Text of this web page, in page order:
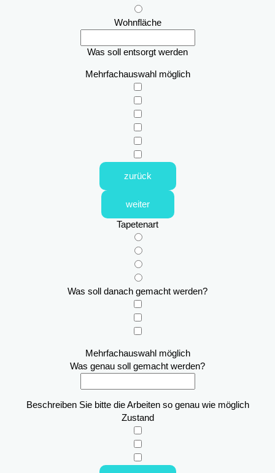
Wohnfläche
Was soll entsorgt werden
Mehrfachauswahl möglich
zurück
weiter
Tapetenart
Was soll danach gemacht werden?
Mehrfachauswahl möglich
Was genau soll gemacht werden?
Beschreiben Sie bitte die Arbeiten so genau wie möglich
Zustand